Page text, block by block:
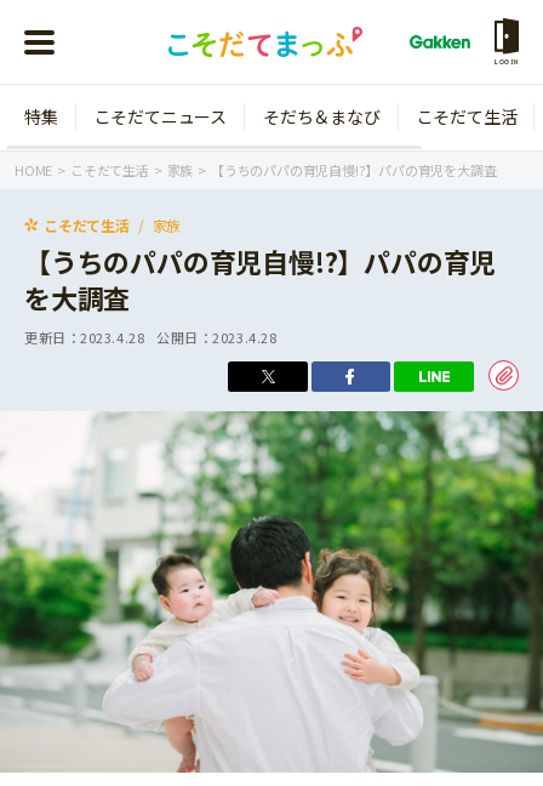
LOGIN
年齢から探す
1歳
年長
小学1年生
小学2年生
小学3年生
小学4年生
小学5年生
小学6年生
こそだてニュース
イベント
ニュース
そだち＆まなび
ワーク・ドリル
幼稚園・保育園
小学校
科学・プログラミング
教育・学習
こそだて生活
住まい
ファッション・美容
行事・イベント
トラブル
こそだてマンガ
特集 こそだてニュース そだち＆まなび こそだて生活
HOME こそだて生活 家族 【うちのパパの育児自慢!?】パパの育児を大調査
こそだて生活 家族
【うちのパパの育児自慢!?】パパの育児
を大調査
更新日：2023.4.28 公開日：2023.4.28